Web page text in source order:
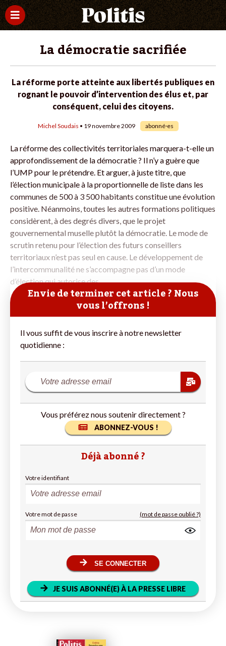
La démocratie sacrifiée
La réforme porte atteinte aux libertés publiques en
rognant le pouvoir d’intervention des élus et, par
conséquent, celui des citoyens.
Michel Soudais • 19 novembre 2009 abonné·es
La réforme des collectivités territoriales marquera-t-elle un
approfondissement de la démocratie ? Il n’y a guère que
l’UMP pour le prétendre. Et arguer, à juste titre, que
l’élection municipale à la proportionnelle de liste dans les
communes de 500 à 3 500 habitants constitue une évolution
positive. Néanmoins, toutes les autres formations politiques
considèrent, à des degrés divers, que le projet
gouvernemental muselle plutôt la démocratie. Le mode de
scrutin retenu pour l’élection des futurs conseillers
territoriaux n’est pas seul en cause. Le développement de
l’intercommunalité ne s’accompagne pas d’un mode
d’élection qui autorise des
Envie de terminer cet article ? Nous
vous l’offrons !
Il vous suffit de vous inscrire à notre newsletter
quotidienne :
Vous préférez nous soutenir directement ?
ABONNEZ-VOUS !
Déjà abonné ?
Votre identifiant
Votre mot de passe (mot de passe oublié ?)
SE CONNECTER
JE SUIS ABONNÉ(E) À LA PRESSE LIBRE